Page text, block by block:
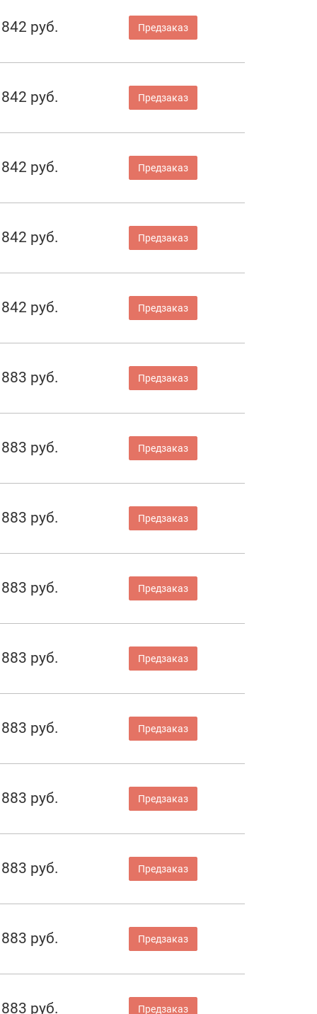
842 руб. Предзаказ
842 руб. Предзаказ
842 руб. Предзаказ
842 руб. Предзаказ
842 руб. Предзаказ
883 руб. Предзаказ
883 руб. Предзаказ
883 руб. Предзаказ
883 руб. Предзаказ
883 руб. Предзаказ
883 руб. Предзаказ
883 руб. Предзаказ
883 руб. Предзаказ
883 руб. Предзаказ
883 руб. Предзаказ